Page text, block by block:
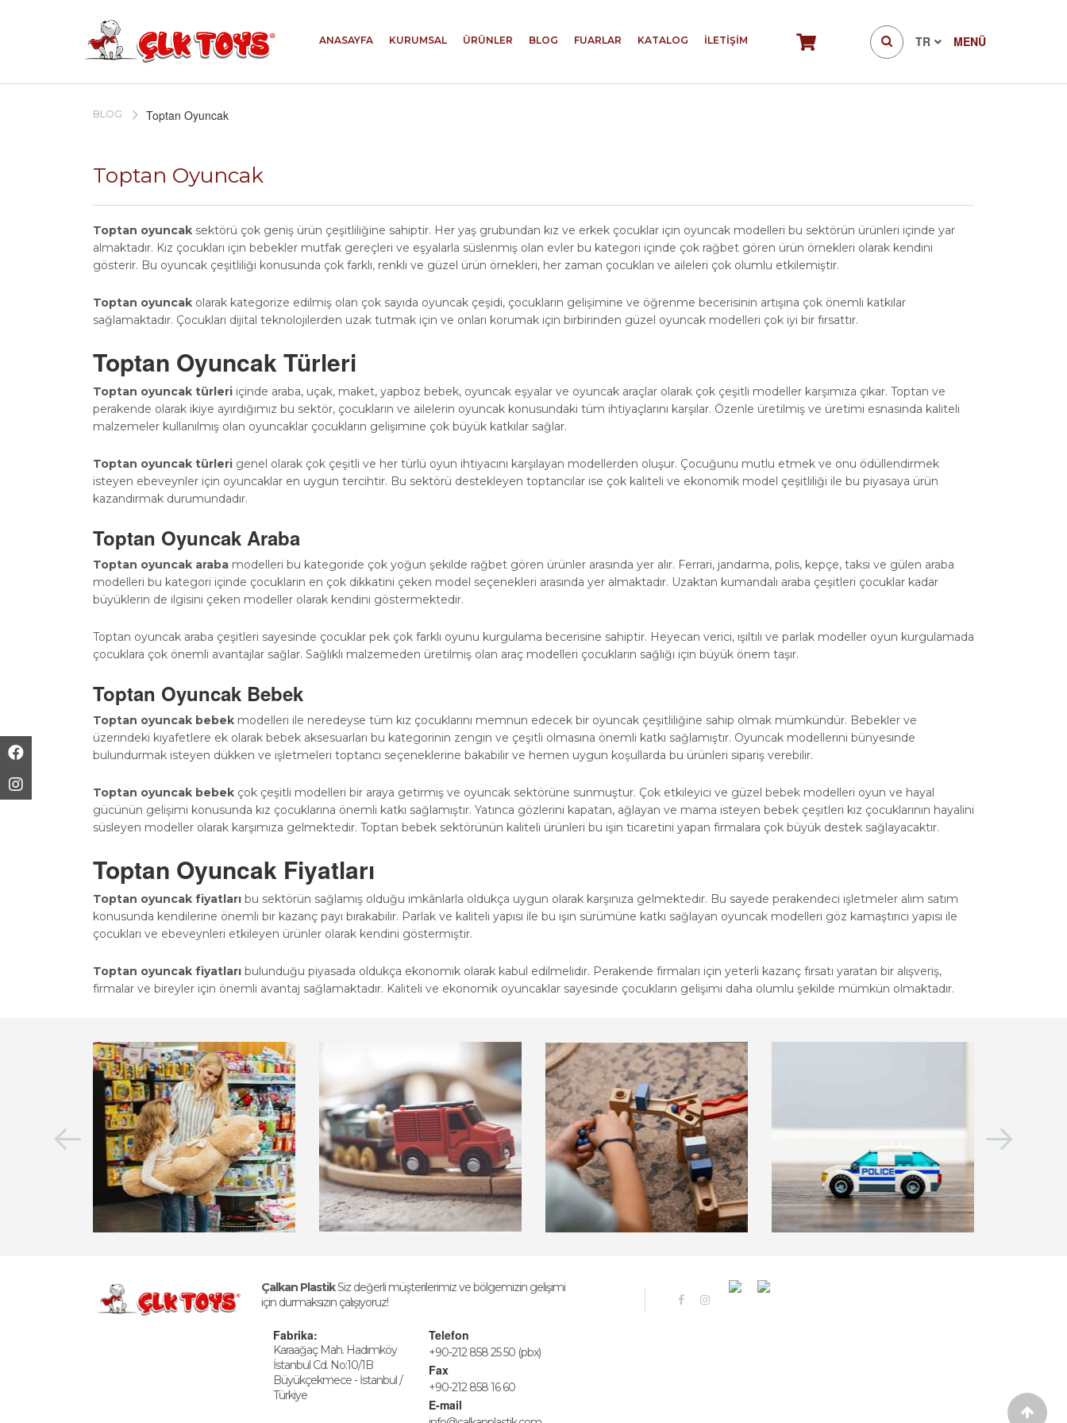
ANASAYFA KURUMSAL ÜRÜNLER BLOG FUARLAR KATALOG İLETİŞİM TR MENÜ
BLOG Toptan Oyuncak
Toptan Oyuncak
Toptan oyuncak sektörü çok geniş ürün çeşitliliğine sahiptir. Her yaş grubundan kız ve erkek çocuklar için oyuncak modelleri bu sektörün ürünleri içinde yar
almaktadır. Kız çocukları için bebekler mutfak gereçleri ve eşyalarla süslenmiş olan evler bu kategori içinde çok rağbet gören ürün örnekleri olarak kendini
gösterir. Bu oyuncak çeşitliliği konusunda çok farklı, renkli ve güzel ürün örnekleri, her zaman çocukları ve aileleri çok olumlu etkilemiştir.
Toptan oyuncak olarak kategorize edilmiş olan çok sayıda oyuncak çeşidi, çocukların gelişimine ve öğrenme becerisinin artışına çok önemli katkılar
sağlamaktadır. Çocukları dijital teknolojilerden uzak tutmak için ve onları korumak için birbirinden güzel oyuncak modelleri çok iyi bir fırsattır.
Toptan Oyuncak Türleri
Toptan oyuncak türleri içinde araba, uçak, maket, yapboz bebek, oyuncak eşyalar ve oyuncak araçlar olarak çok çeşitli modeller karşımıza çıkar. Toptan ve
perakende olarak ikiye ayırdığımız bu sektör, çocukların ve ailelerin oyuncak konusundaki tüm ihtiyaçlarını karşılar. Özenle üretilmiş ve üretimi esnasında kaliteli
malzemeler kullanılmış olan oyuncaklar çocukların gelişimine çok büyük katkılar sağlar.
Toptan oyuncak türleri genel olarak çok çeşitli ve her türlü oyun ihtiyacını karşılayan modellerden oluşur. Çocuğunu mutlu etmek ve onu ödüllendirmek
isteyen ebeveynler için oyuncaklar en uygun tercihtir. Bu sektörü destekleyen toptancılar ise çok kaliteli ve ekonomik model çeşitliliği ile bu piyasaya ürün
kazandırmak durumundadır.
Toptan Oyuncak Araba
Toptan oyuncak araba modelleri bu kategoride çok yoğun şekilde rağbet gören ürünler arasında yer alır. Ferrari, jandarma, polis, kepçe, taksi ve gülen araba
modelleri bu kategori içinde çocukların en çok dikkatini çeken model seçenekleri arasında yer almaktadır. Uzaktan kumandalı araba çeşitleri çocuklar kadar
büyüklerin de ilgisini çeken modeller olarak kendini göstermektedir.
Toptan oyuncak araba çeşitleri sayesinde çocuklar pek çok farklı oyunu kurgulama becerisine sahiptir. Heyecan verici, ışıltılı ve parlak modeller oyun kurgulamada
çocuklara çok önemli avantajlar sağlar. Sağlıklı malzemeden üretilmiş olan araç modelleri çocukların sağlığı için büyük önem taşır.
Toptan Oyuncak Bebek
Toptan oyuncak bebek modelleri ile neredeyse tüm kız çocuklarını memnun edecek bir oyuncak çeşitliliğine sahip olmak mümkündür. Bebekler ve
üzerindeki kıyafetlere ek olarak bebek aksesuarları bu kategorinin zengin ve çeşitli olmasına önemli katkı sağlamıştır. Oyuncak modellerini bünyesinde
bulundurmak isteyen dükken ve işletmeleri toptancı seçeneklerine bakabilir ve hemen uygun koşullarda bu ürünleri sipariş verebilir.
Toptan oyuncak bebek çok çeşitli modelleri bir araya getirmiş ve oyuncak sektörüne sunmuştur. Çok etkileyici ve güzel bebek modelleri oyun ve hayal
gücünün gelişimi konusunda kız çocuklarına önemli katkı sağlamıştır. Yatınca gözlerini kapatan, ağlayan ve mama isteyen bebek çeşitleri kız çocuklarının hayalini
süsleyen modeller olarak karşımıza gelmektedir. Toptan bebek sektörünün kaliteli ürünleri bu işin ticaretini yapan firmalara çok büyük destek sağlayacaktır.
Toptan Oyuncak Fiyatları
Toptan oyuncak fiyatları bu sektörün sağlamış olduğu imkânlarla oldukça uygun olarak karşınıza gelmektedir. Bu sayede perakendeci işletmeler alım satım
konusunda kendilerine önemli bir kazanç payı bırakabilir. Parlak ve kaliteli yapısı ile bu işin sürümüne katkı sağlayan oyuncak modelleri göz kamaştırıcı yapısı ile
çocukları ve ebeveynleri etkileyen ürünler olarak kendini göstermiştir.
Toptan oyuncak fiyatları bulunduğu piyasada oldukça ekonomik olarak kabul edilmelidir. Perakende firmaları için yeterli kazanç fırsatı yaratan bir alışveriş,
firmalar ve bireyler için önemli avantaj sağlamaktadır. Kaliteli ve ekonomik oyuncaklar sayesinde çocukların gelişimi daha olumlu şekilde mümkün olmaktadır.
Çalkan PlastikSiz değerli müşterilerimiz ve bölgemizin gelişimi
için durmaksızın çalışıyoruz!
Fabrika:
Karaağaç Mah. Hadımköy
İstanbul Cd. No:10/1B
Büyükçekmece - İstanbul /
Türkiye
Telefon
+90-212 858 25 50 (pbx)
Fax
+90-212 858 16 60
E-mail